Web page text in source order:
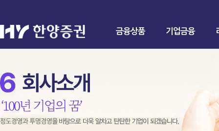
금융상품 기업금융